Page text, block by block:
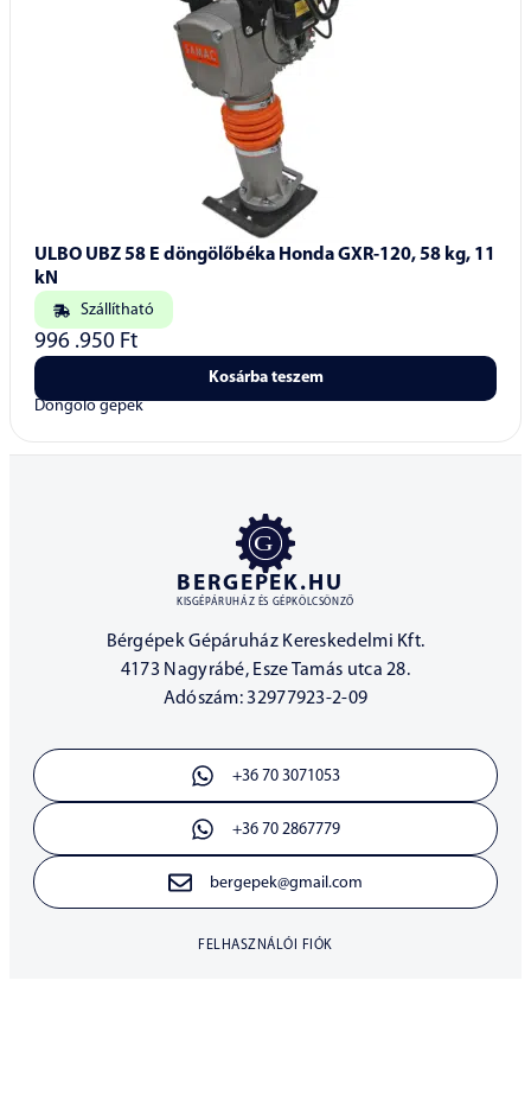
ULBO UBZ 58 E döngölőbéka Honda GXR-120, 58 kg, 11
kN
Szállítható
996 .950 Ft
Kosárba teszem
Döngölő gépek
BERGEPEK.HU
KISGÉPÁRUHÁZ ÉS GÉPKÖLCSÖNZŐ
Bérgépek Gépáruház Kereskedelmi Kft.
4173 Nagyrábé, Esze Tamás utca 28.
Adószám: 32977923-2-09
+36 70 3071053
+36 70 2867779
bergepek@gmail.com
FELHASZNÁLÓI FIÓK